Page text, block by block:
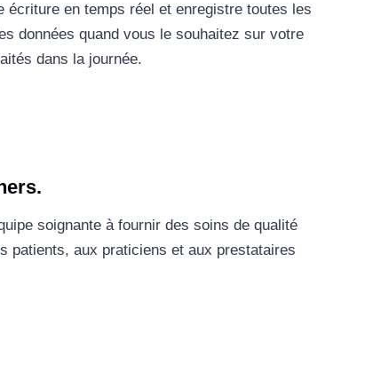
écriture en temps réel et enregistre toutes les
données quand vous le souhaitez sur votre
dans la journée.
soignante à fournir des soins de qualité
patients, aux praticiens et aux prestataires